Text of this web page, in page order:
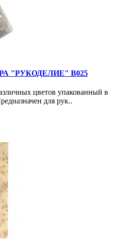
"РУКОДЕЛИЕ" В025
цветов упакованный в
для рук..